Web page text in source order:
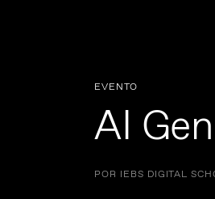
EVENTO
AI
POR IEBS DIGITAL